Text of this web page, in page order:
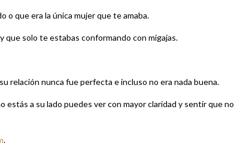
o que era la única mujer que te amaba.
que solo te estabas conformando con migajas.
relación nunca fue perfecta e incluso no era nada buena.
a su lado puedes ver con mayor claridad y sentir que no
.